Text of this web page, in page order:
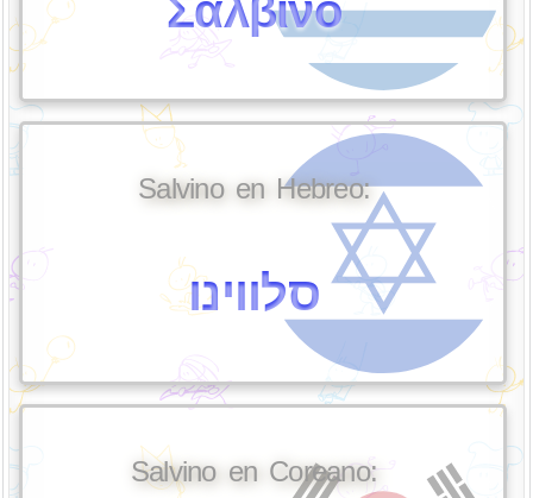
Salvino en Hebreo:
סלווינו
Salvino en Coreano: